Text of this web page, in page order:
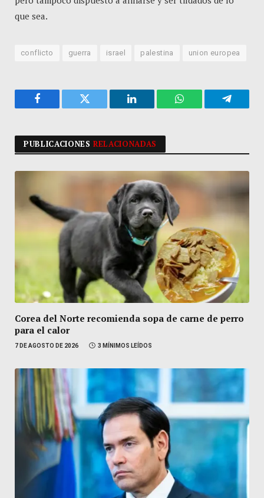
que sea.
conflicto guerra israel palestina union europea
Facebook Twitter LinkedIn WhatsApp
PUBLICACIONESRELACIONADAS
Corea del Norte recomienda sopa de carne de perro
para el calor
7 DE AGOSTO DE 2026 3 MÍNIMOS LEÍDOS